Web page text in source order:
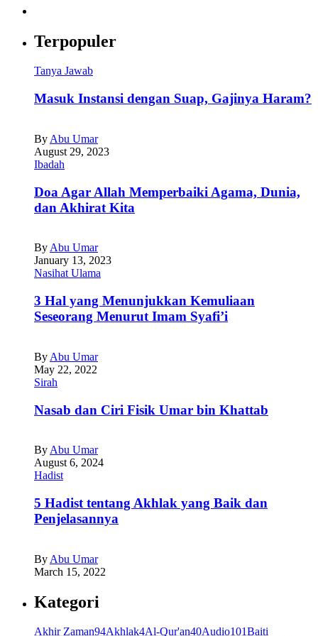
Terpopuler
Tanya Jawab
Masuk Instansi dengan Suap, Gajinya Haram?
By Abu Umar
August 29, 2023
Ibadah
Doa Agar Allah Memperbaiki Agama, Dunia,
dan Akhirat Kita
By Abu Umar
January 13, 2023
Nasihat Ulama
3 Hal yang Menunjukkan Kemuliaan
Seseorang Menurut Imam Syafi’i
By Abu Umar
May 22, 2022
Sirah
Nasab dan Ciri Fisik Umar bin Khattab
By Abu Umar
August 6, 2024
Hadist
5 Hadist tentang Akhlak yang Baik dan
Penjelasannya
By Abu Umar
March 15, 2022
Kategori
Akhir Zaman94Akhlak4Al-Qur'an40Audio101Baiti